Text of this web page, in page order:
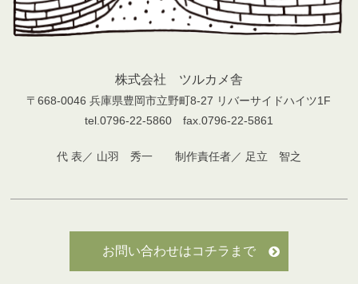
株式会社 ツルカメ舎
〒668-0046 兵庫県豊岡市立野町8-27 リバーサイドハイツ1F
tel.0796-22-5860 fax.0796-22-5861
代 表／ 山羽 秀一 制作責任者／ 足立 智之
お問い合わせはコチラまで